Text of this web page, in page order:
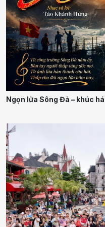
Ngọn lửa Sông Đà – khúc